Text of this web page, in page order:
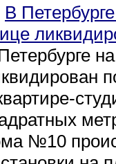
В
№10